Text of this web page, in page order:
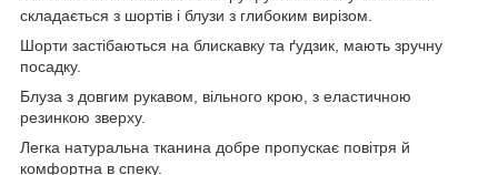
складається з шортів і блузи з глибоким вирізом.
Шорти застібаються на блискавку та ґудзик, мають зручну
посадку.
Блуза з довгим рукавом, вільного крою, з еластичною
резинкою зверху.
Легка натуральна тканина добре пропускає повітря й
комфортна в спеку.